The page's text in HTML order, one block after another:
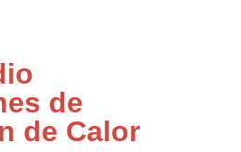
de
de Calor